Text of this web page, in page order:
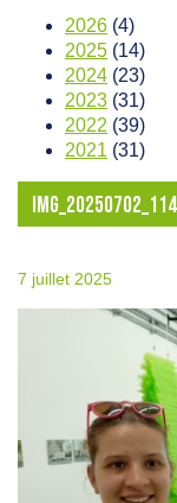
2026 (4)
2025 (14)
2024 (23)
2023 (31)
2022 (39)
2021 (31)
7 juillet 2025